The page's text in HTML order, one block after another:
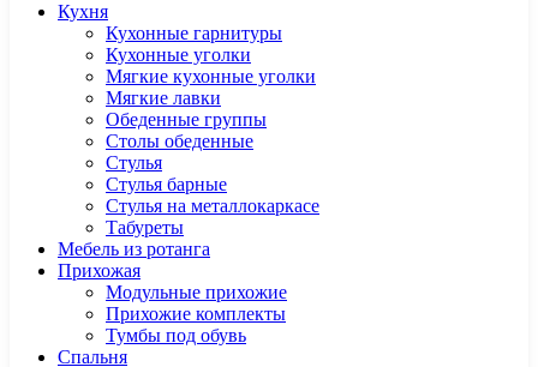
Кухня
Кухонные гарнитуры
Кухонные уголки
Мягкие кухонные уголки
Мягкие лавки
Обеденные группы
Столы обеденные
Стулья
Стулья барные
Стулья на металлокаркасе
Табуреты
Мебель из ротанга
Прихожая
Модульные прихожие
Прихожие комплекты
Тумбы под обувь
Спальня